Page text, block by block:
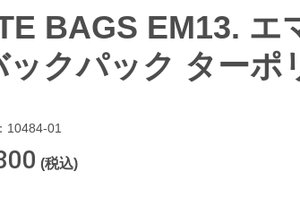
BAGS EM13. エ
ックパック ターポ
10484-01
(税込)